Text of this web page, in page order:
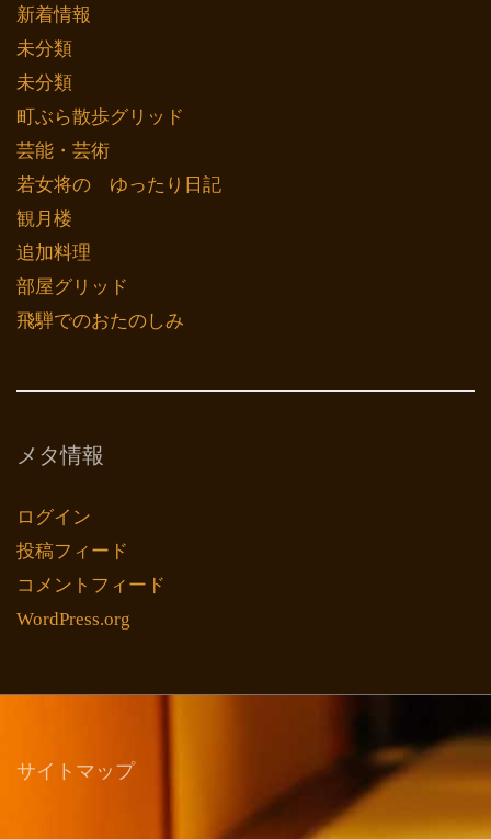
新着情報
未分類
未分類
町ぶら散歩グリッド
芸能・芸術
若女将の ゆったり日記
観月楼
追加料理
部屋グリッド
飛騨でのおたのしみ
メタ情報
ログイン
投稿フィード
コメントフィード
WordPress.org
サイトマップ